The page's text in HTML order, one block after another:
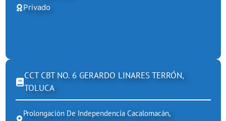
Privado
CCT CBT NO. 6 GERARDO LINARES TERRÓN,
TOLUCA
Prolongación De Independencia Cacalomacán,